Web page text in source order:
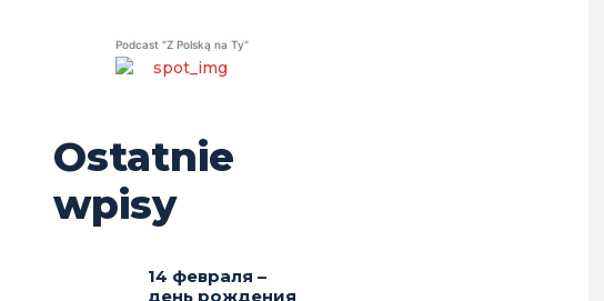
Podcast "Z Polską na Ty"
Ostatnie
wpisy
14 февраля –
день рождения